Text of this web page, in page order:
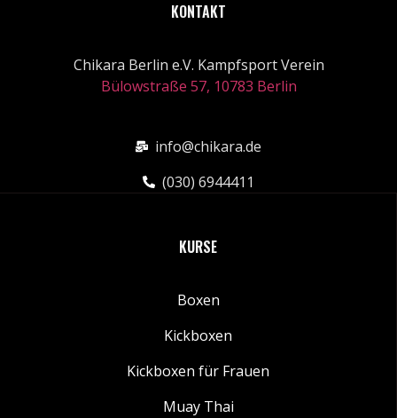
KONTAKT
Chikara Berlin e.V. Kampfsport Verein
Bülowstraße 57, 10783 Berlin
info@chikara.de
(030) 6944411
KURSE
Boxen
Kickboxen
Kickboxen für Frauen
Muay Thai